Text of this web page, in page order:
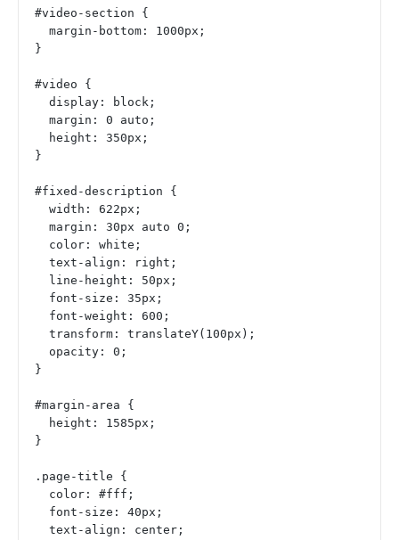
#video-section {
  margin-bottom: 1000px;
}
#video {
  display: block;
  margin: 0 auto;
  height: 350px;
}
#fixed-description {
  width: 622px;
  margin: 30px auto 0;
  color: white;
  text-align: right;
  line-height: 50px;
  font-size: 35px;
  font-weight: 600;
  transform: translateY(100px);
  opacity: 0;
}
#margin-area {
  height: 1585px;
}
.page-title {
  color: #fff;
  font-size: 40px;
  text-align: center;